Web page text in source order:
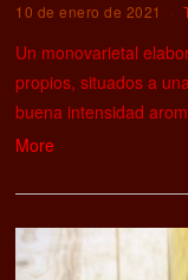
10 de enero de 2021
Un monovarietal
propios, situados a
buena intensidad
More